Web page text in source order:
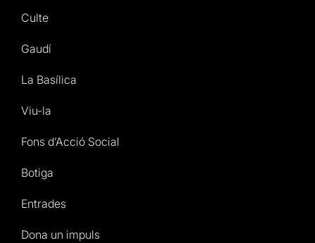
Culte
Gaudí
La Basílica
Viu-la
Fons d’Acció Social
Botiga
Entrades
Dona un impuls